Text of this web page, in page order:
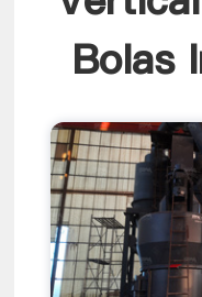
Bolas